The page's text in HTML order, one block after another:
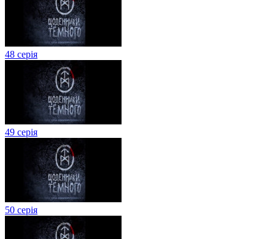
48 серія
49 серія
50 серія